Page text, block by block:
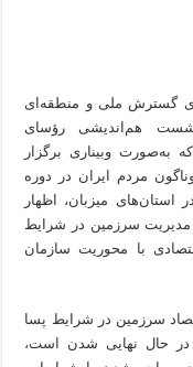
گسترش ملی و منطقه‌ای
هم‌اندیشی رؤسای
به‌صورت وبیناری برگزار
مردم ایران در دوره
استان‌های میزبان، اظهار
مدیریت سرزمین در شرایط
با محوریت سازمان
سرزمین در شرایط پسا
حال نهایی شدن است،